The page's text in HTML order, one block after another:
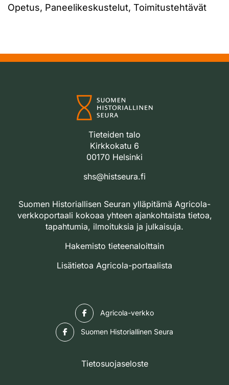
Opetus, Paneelikeskustelut, Toimitustehtävät
Tieteiden talo
Kirkkokatu 6
00170 Helsinki
shs@histseura.fi
Suomen Historiallisen Seuran ylläpitämä Agricola-
verkkoportaali kokoaa yhteen ajankohtaista tietoa,
tapahtumia, ilmoituksia ja julkaisuja.
Hakemisto tieteenaloittain
Lisätietoa Agricola-portaalista
Agricola-verkko
Suomen Historiallinen Seura
Tietosuojaseloste